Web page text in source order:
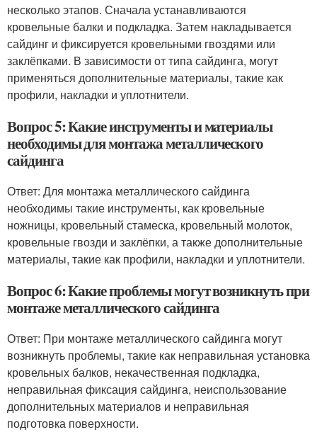
несколько этапов. Сначала устанавливаются
кровельные балки и подкладка. Затем накладывается
сайдинг и фиксируется кровельными гвоздями или
заклёпками. В зависимости от типа сайдинга, могут
применяться дополнительные материалы, такие как
профили, накладки и уплотнители.
Вопрос 5: Какие инструменты и материалы
необходимы для монтажа металлического
сайдинга
Ответ: Для монтажа металлического сайдинга
необходимы такие инструменты, как кровельные
ножницы, кровельный стамеска, кровельный молоток,
кровельные гвозди и заклёпки, а также дополнительные
материалы, такие как профили, накладки и уплотнители.
Вопрос 6: Какие проблемы могут возникнуть при
монтаже металлического сайдинга
Ответ: При монтаже металлического сайдинга могут
возникнуть проблемы, такие как неправильная установка
кровельных балков, некачественная подкладка,
неправильная фиксация сайдинга, неиспользование
дополнительных материалов и неправильная
подготовка поверхности.